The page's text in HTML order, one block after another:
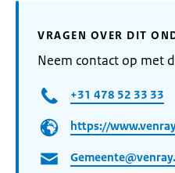
VRAGEN OVER DIT
Neem contact op met
+31 478 52 33 33
https://